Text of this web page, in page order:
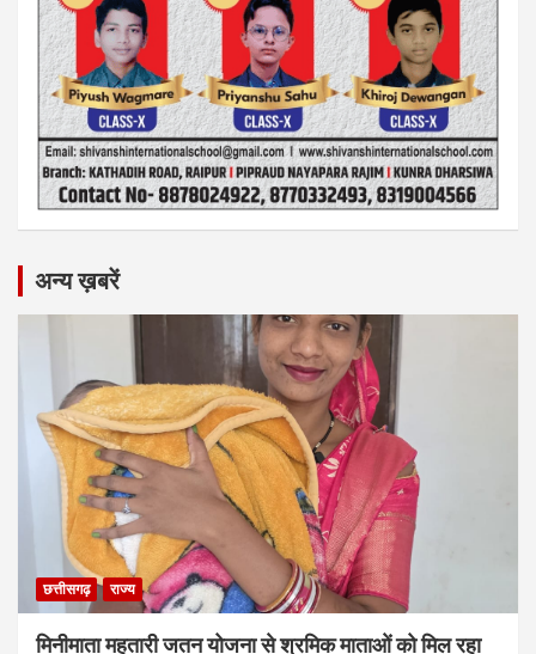
अन्य ख़बरें
छत्तीसगढ़ राज्य
मिनीमाता महतारी जतन योजना से श्रमिक माताओं को मिल रहा